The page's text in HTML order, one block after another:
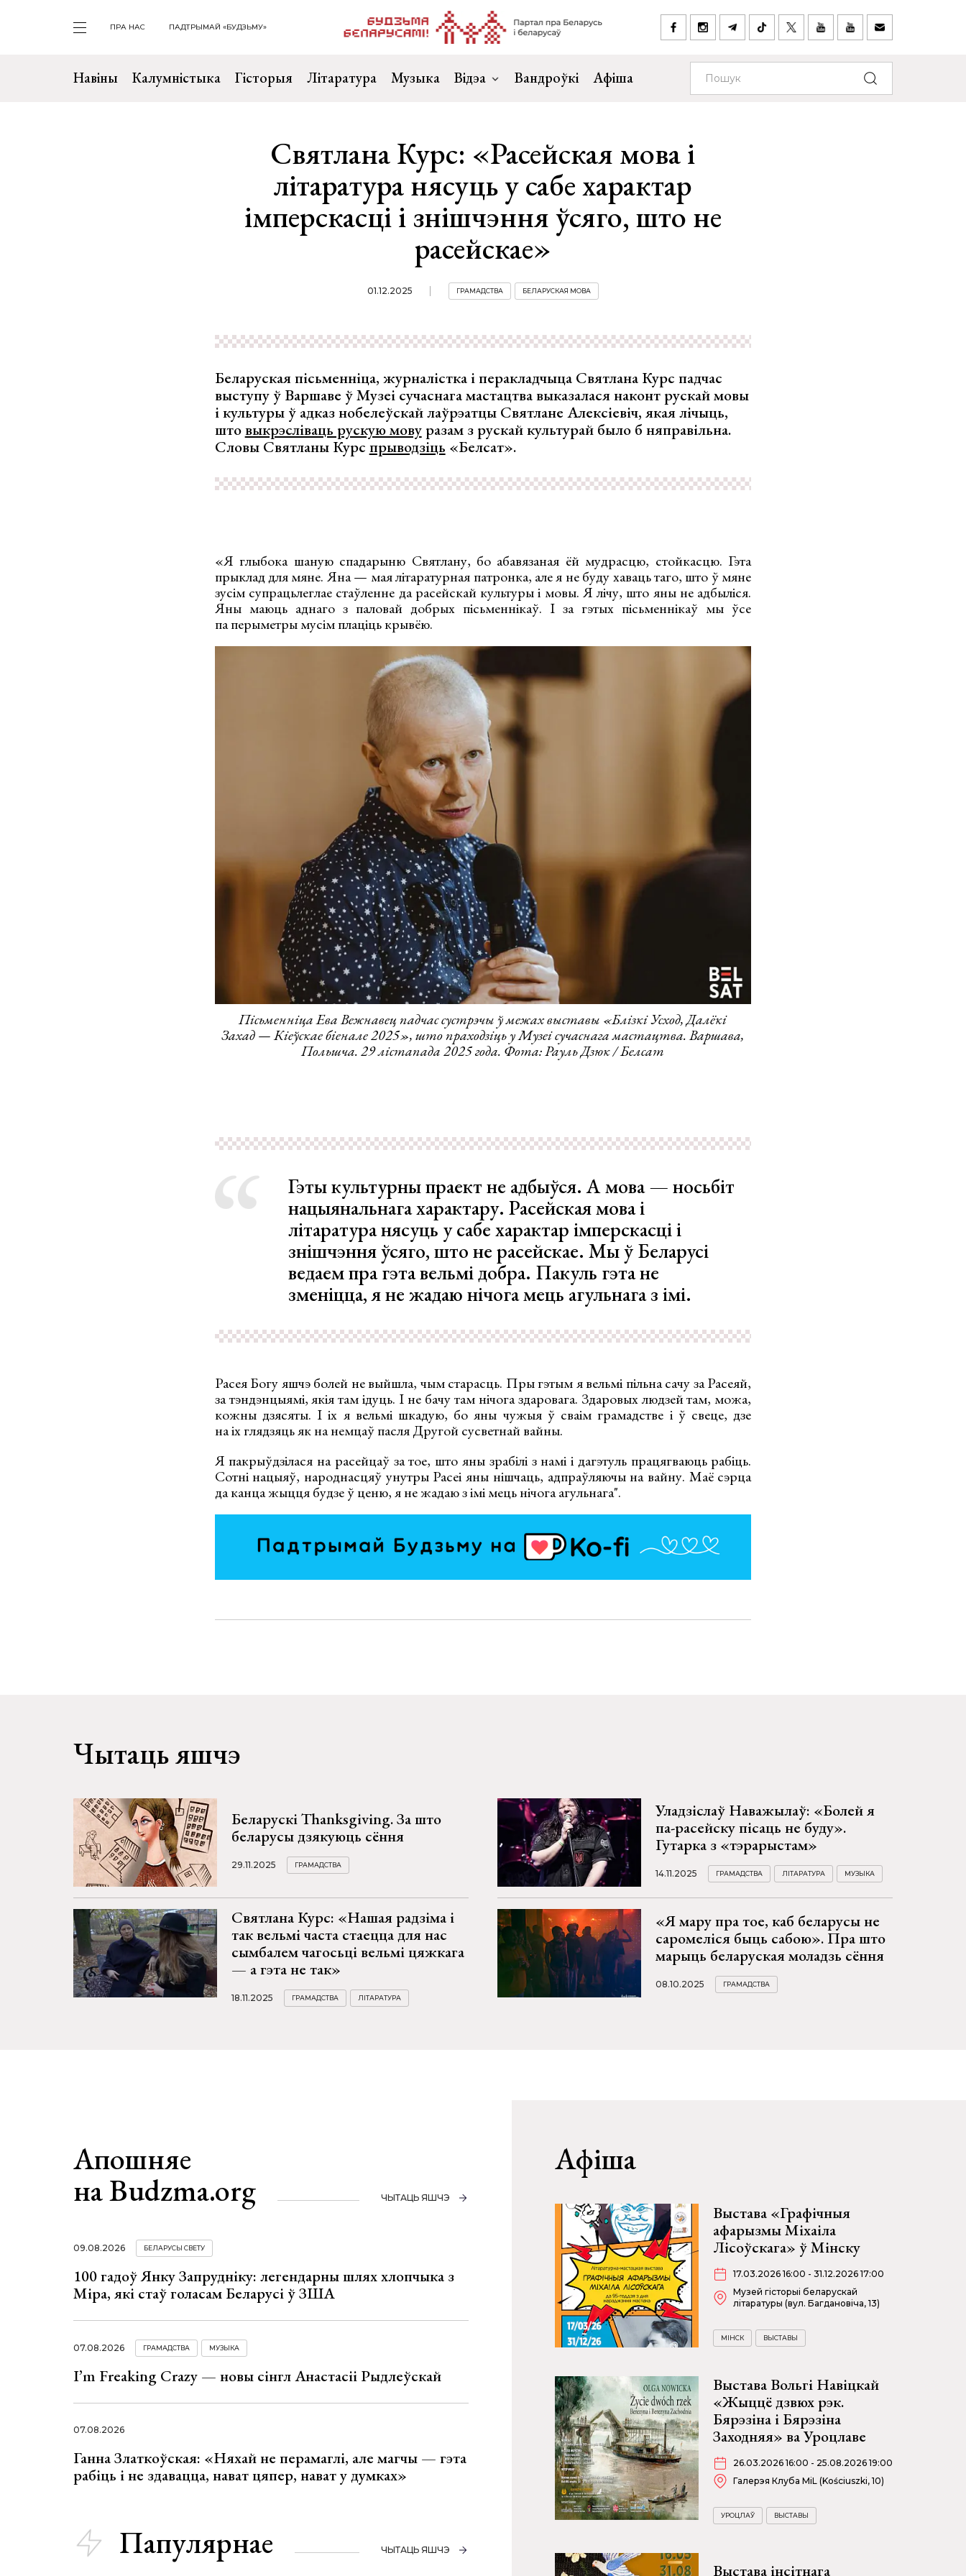
ПРА НАС ПАДТРЫМАЙ «БУДЗЬМУ»
Навіны Калумністыка Гісторыя Літаратура Музыка Відэа Вандроўкі Афіша
Святлана Курс: «Расейская мова і
літаратура нясуць у сабе характар
імперскасці і знішчэння ўсяго, што не
расейскае»
01.12.2025 ГРАМАДСТВА БЕЛАРУСКАЯ МОВА
Беларуская пісьменніца, журналістка і перакладчыца Святлана Курс падчас
выступу ў Варшаве ў Музеі сучаснага мастацтва выказалася наконт рускай мовы
і культуры ў адказ нобелеўскай лаўрэатцы Святлане Алексіевіч, якая лічыць,
штовыкрэсліваць рускую мовуразам з рускай культурай было б няправільна.
Словы Святланы Курс прыводзіць «Белсат».
«Я глыбока шаную спадарыню Святлану, бо абавязаная ёй мудрасцю, стойкасцю. Гэта
прыклад для мяне. Яна — мая літаратурная патронка, але я не буду хаваць таго, што ў мяне
зусім супрацьлеглае стаўленне да расейскай культуры і мовы. Я лічу, што яны не адбыліся.
Яны маюць аднаго з паловай добрых пісьменнікаў. І за гэтых пісьменнікаў мы ўсе
па перыметры мусім плаціць крывёю.
Пісьменніца Ева Вежнавец падчас сустрэчы ў межах выставы «Блізкі Усход, Далёкі
Захад — Кіеўскае біенале 2025», што праходзіць у Музеі сучаснага мастацтва. Варшава,
Польшча. 29 лістапада 2025 года. Фота: Рауль Дзюк / Белсат
Гэты культурны праект не адбыўся. А мова — носьбіт
нацыянальнага характару. Расейская мова і
літаратура нясуць у сабе характар імперскасці і
знішчэння ўсяго, што не расейскае. Мы ў Беларусі
ведаем пра гэта вельмі добра. Пакуль гэта не
зменіцца, я не жадаю нічога мець агульнага з імі.
Расея Богу яшчэ болей не выйшла, чым старасць. Пры гэтым я вельмі пільна сачу за Расеяй,
за тэндэнцыямі, якія там ідуць. І не бачу там нічога здаровага. Здаровых людзей там, можа,
кожны дзясяты. І іх я вельмі шкадую, бо яны чужыя ў сваім грамадстве і ў свеце, дзе
на іх глядзяць як на немцаў пасля Другой сусветнай вайны.
Я пакрыўдзілася на расейцаў за тое, што яны зрабілі з намі і дагэтуль працягваюць рабіць.
Сотні нацыяў, народнасцяў унутры Расеі яны нішчаць, адпраўляючы на вайну. Маё сэрца
да канца жыцця будзе ў ценю, я не жадаю з імі мець нічога агульнага".
Чытаць яшчэ
Беларускі Thanksgiving. За што
беларусы дзякуюць сёння
29.11.2025 ГРАМАДСТВА
Святлана Курс: «Нашая радзіма і
так вельмі часта стаецца для нас
сымбалем чагосьці вельмі цяжкага
— а гэта не так»
18.11.2025 ГРАМАДСТВА ЛІТАРАТУРА
Уладзіслаў Наважылаў: «Болей я
па-расейску пісаць не буду».
Гутарка з «тэрарыстам»
14.11.2025 ГРАМАДСТВА ЛІТАРАТУРА МУЗЫКА
«Я мару пра тое, каб беларусы не
саромеліся быць сабою». Пра што
марыць беларуская моладзь сёння
08.10.2025 ГРАМАДСТВА
Апошняе
на Budzma.org
ЧЫТАЦЬ ЯШЧЭ
09.08.2026 БЕЛАРУСЫ СВЕТУ
100 гадоў Янку Запрудніку: легендарны шлях хлопчыка з
Міра, які стаў голасам Беларусі ў ЗША
07.08.2026 ГРАМАДСТВА МУЗЫКА
I’m Freaking Crazy — новы сінгл Анастасіі Рыдлеўскай
07.08.2026
Ганна Златкоўская: «Няхай не перамаглі, але магчы — гэта
рабіць і не здавацца, нават цяпер, нават у думках»
Папулярнае ЧЫТАЦЬ ЯШЧЭ
Афіша
Выстава «Графічныя
афарызмы Міхаіла
Лісоўскага» ў Мінску
17.03.2026 16:00 - 31.12.2026 17:00
Музей гісторыі беларускай
літаратуры (вул. Багдановіча, 13)
МІНСК ВЫСТАВЫ
Выстава Вольгі Навіцкай
«Жыццё дзвюх рэк.
Бярэзіна і Бярэзіна
Заходняя» ва Уроцлаве
26.03.2026 16:00 - 25.08.2026 19:00
Галерэя Клуба MiL (Kościuszki, 10)
УРОЦЛАЎ ВЫСТАВЫ
Выстава інсітнага